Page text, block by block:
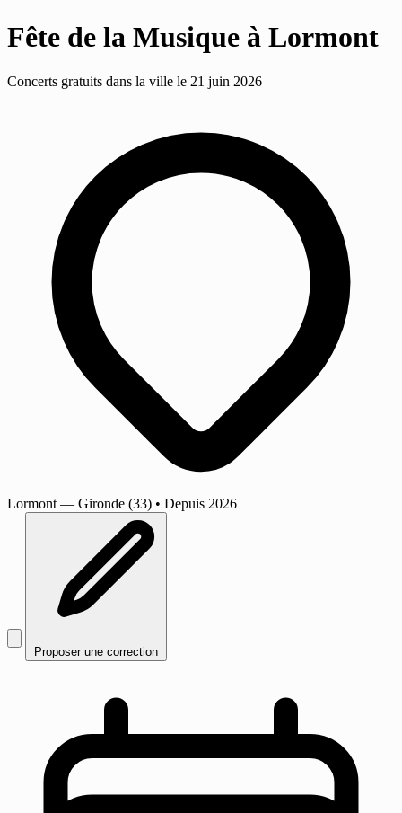
Fête de la Musique à Lormont
Concerts gratuits dans la ville le 21 juin 2026
Lormont — Gironde (33) • Depuis 2026
Proposer une correction